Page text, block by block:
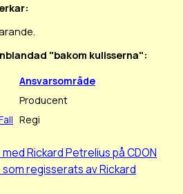
"bakom kulisserna":
Ansvarsområde
Producent
Regi
Rickard Petrelius på CDON
regisserats av Rickard